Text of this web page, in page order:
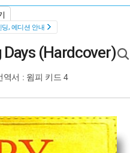
딩, 에디션 안내
Days (Hardcover)
역서 : 윔피 키드 4